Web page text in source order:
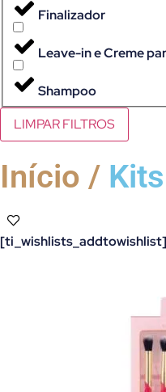
Finalizador
Leave-in e Creme
Shampoo
LIMPAR FILTROS
Início /
[ti_wishlists_addtowishlist]